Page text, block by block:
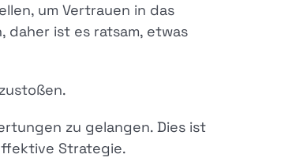
um Vertrauen in das
ist es ratsam, etwas
zu gelangen. Dies ist
Strategie.